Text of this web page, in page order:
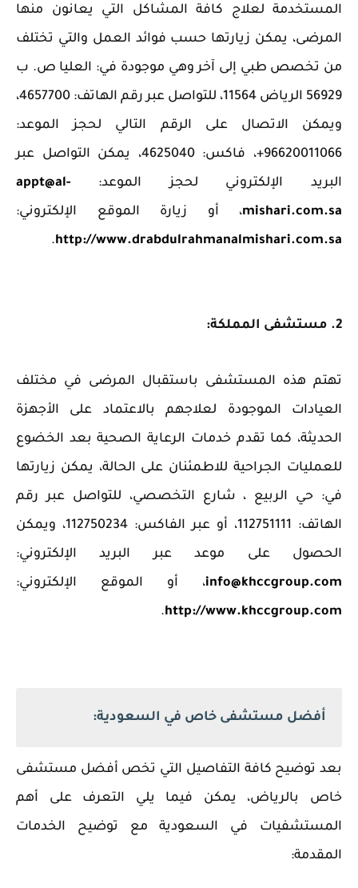
المستخدمة لعلاج كافة المشاكل التي يعانون منها
المرضى، يمكن زيارتها حسب فوائد العمل والتي تختلف
من تخصص طبي إلى آخر وهي موجودة في: العليا ص. ب
56929 الرياض 11564، للتواصل عبر رقم الهاتف: 4657700،
ويمكن الاتصال على الرقم التالي لحجز الموعد:
96620011066+، فاكس: 4625040، يمكن التواصل عبر
البريد الإلكتروني لحجز الموعد:appt@al-
mishari.com.sa، أو زيارة الموقع الإلكتروني:
http://www.drabdulrahmanalmishari.com.sa
.
2. مستشفى المملكة:
‏تهتم هذه المستشفى ‏باستقبال المرضى في مختلف
العيادات الموجودة لعلاجهم بالاعتماد على الأجهزة
الحديثة، كما تقدم خدمات الرعاية الصحية بعد الخضوع
للعمليات الجراحية للاطمئنان على الحالة، يمكن زيارتها
في: حي الربيع ، شارع التخصصي، للتواصل عبر رقم
الهاتف: 112751111، أو عبر الفاكس: 112750234، ويمكن
الحصول على موعد عبر البريد الإلكتروني:
info@khccgroup.com، أو الموقع الإلكتروني:
http://www.khccgroup.com
.
أفضل مستشفى خاص في السعودية:
بعد توضيح كافة التفاصيل التي تخص أفضل مستشفى
خاص بالرياض، يمكن فيما يلي التعرف على أهم
المستشفيات في السعودية مع توضيح الخدمات
المقدمة: